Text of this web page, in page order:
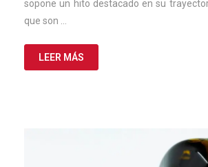
sopone un hito destacado en su
que son …
LEER MÁS